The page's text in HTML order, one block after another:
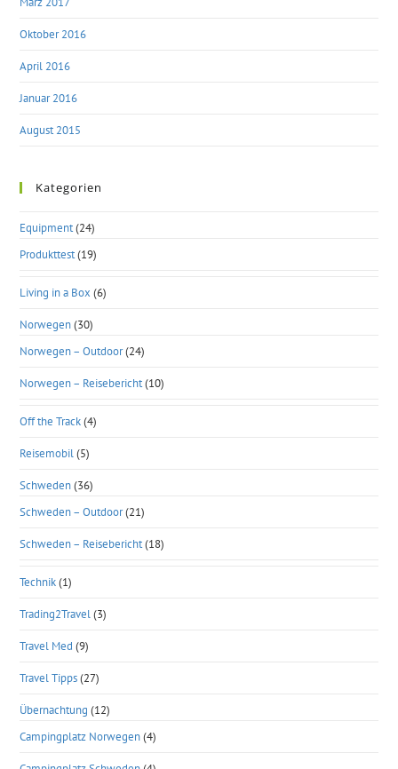
Oktober 2016
April 2016
Januar 2016
August 2015
Kategorien
Equipment(24)
Produkttest(19)
Living in a Box (6)
Norwegen (30)
Norwegen – Outdoor(24)
Norwegen – Reisebericht(10)
Off the Track (4)
Reisemobil (5)
Schweden (36)
Schweden – Outdoor(21)
Schweden – Reisebericht(18)
Technik (1)
Trading2Travel (3)
Travel Med (9)
Travel Tipps (27)
Übernachtung (12)
Campingplatz Norwegen (4)